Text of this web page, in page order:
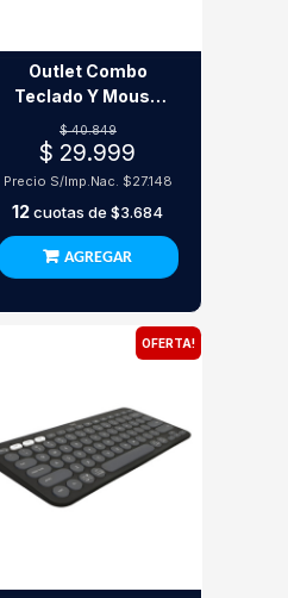
Outlet Combo
Teclado Y Mouse
Logitech Mk250
Inalámbrico
Bluetooth
$ 40.849
$ 29.999
Precio S/Imp.Nac. $27.148
12cuotas de$3.684
AGREGAR
OFERTA!